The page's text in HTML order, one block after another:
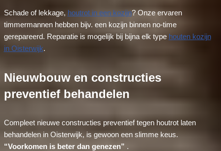
Schade of lekkage, houtrot in een kozijn? Onze ervaren
timmermannen hebben bijv. een kozijn binnen no-time
gerepareerd. Reparatie is mogelijk bij bijna elk type houten kozijn
in Oisterwijk.
Nieuwbouw en constructies
preventief behandelen
Compleet nieuwe constructies preventief tegen houtrot laten
behandelen in Oisterwijk, is gewoon een slimme keus.
“Voorkomen is beter dan genezen” .